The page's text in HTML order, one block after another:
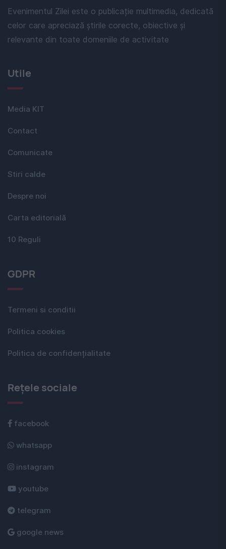
Evenimentul Zilei este o publicație multimedia, dedicată
celor care apreciază știrile corecte, obiective și
relevante din toate domeniile de activitate
Utile
Media KIT
Contact
Comunicate
Stiri calde
Despre noi
Carta editorială
10 Reguli
GDPR
Termeni si conditii
Politica cookies
Politica de confidențialitate
Rețele sociale
facebook
whatsapp
instagram
youtube
telegram
google news